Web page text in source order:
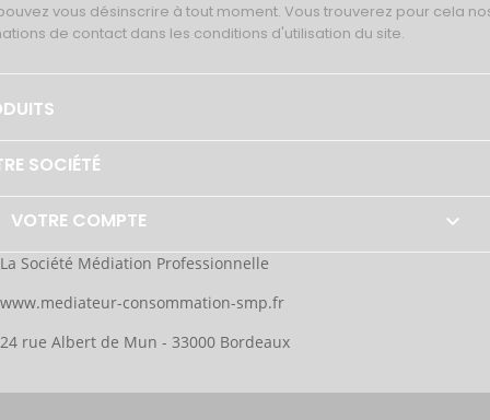
vous désinscrire à tout moment. Vous trouverez pour cela
de contact dans les conditions d'utilisation du site.
SOCIÉTÉ
VOTRE COMPTE 
La Société Médiation Professionnelle
www.mediateur-consommation-smp.fr
24 rue Albert de Mun - 33000 Bordeaux